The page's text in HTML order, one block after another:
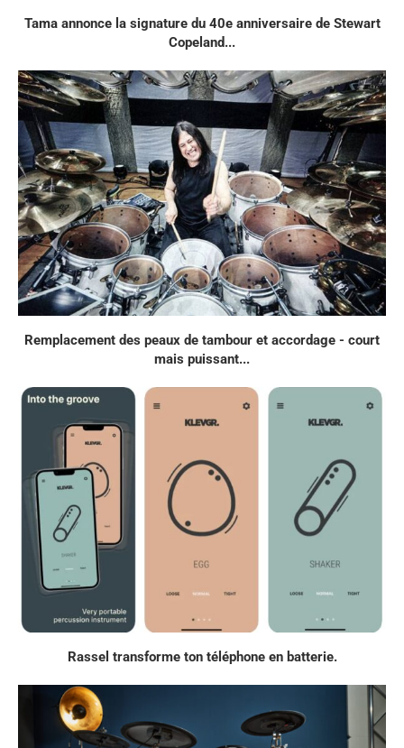
Tama annonce la signature du 40e anniversaire de Stewart
Copeland...
Remplacement des peaux de tambour et accordage - court
mais puissant...
Rassel transforme ton téléphone en batterie.